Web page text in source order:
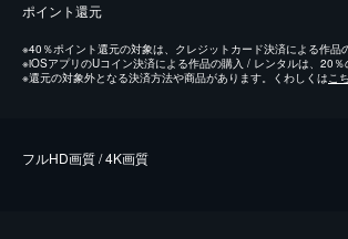
ポイント還元
※40％ポイント還元の対象は、クレジットカード決済による作品
※iOSアプリのUコイン決済による作品の購入 / レンタルは、20％
※還元の対象外となる決済方法や商品があります。くわしくはこ
フルHD画質 / 4K画質